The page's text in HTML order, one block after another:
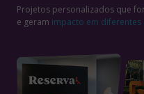
Projetos personalizados que
e geram impacto em diferentes